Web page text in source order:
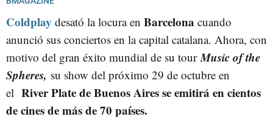
Coldplay desató la locura en Barcelona cuando
anunció sus conciertos en la capital catalana. Ahora, con
motivo del gran éxito mundial de su tourMusic of the
Spheres, su show del próximo 29 de octubre en
el River Plate de Buenos Aires se emitirá en cientos
de cines de más de 70 países.